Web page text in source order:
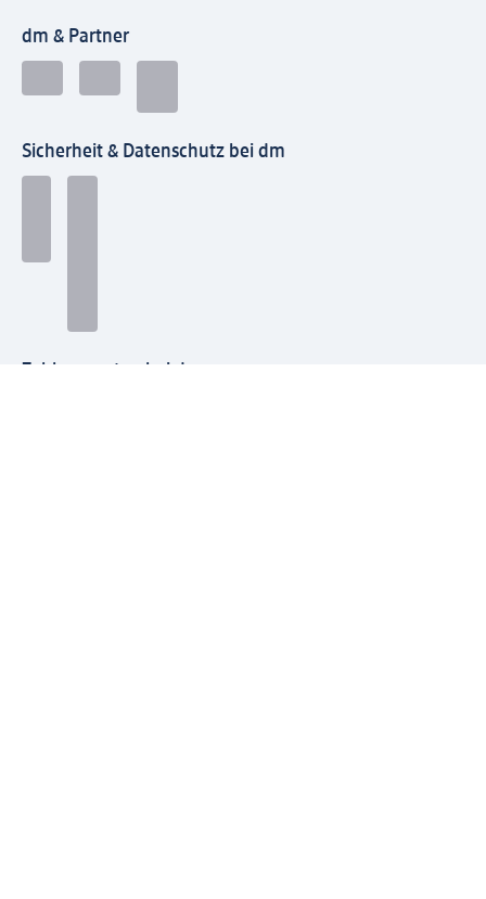
dm & Partner
Sicherheit & Datenschutz bei dm
Zahlungsarten bei dm